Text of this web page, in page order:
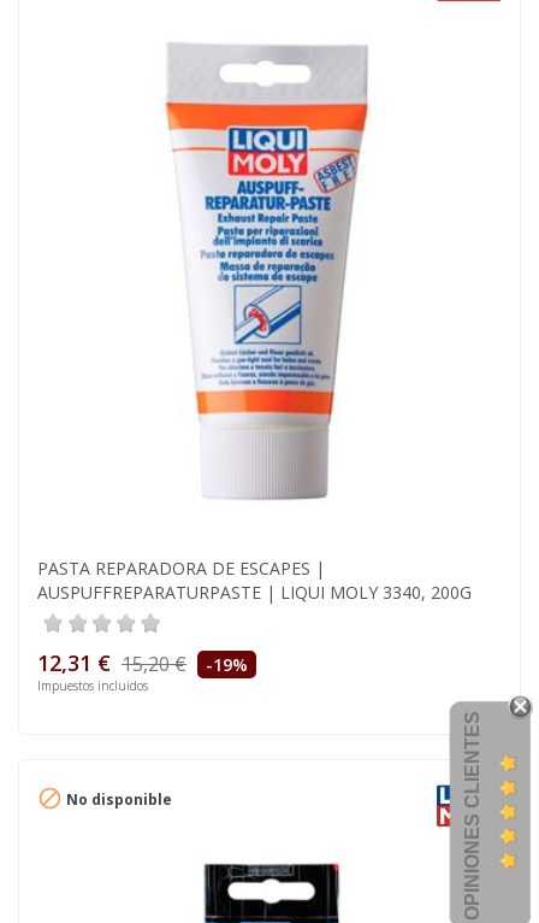
PASTA REPARADORA DE ESCAPES |
AUSPUFFREPARATURPASTE | LIQUI MOLY 3340, 200G
12,31 € 15,20 € -19%
Impuestos incluidos
 No disponible OPINIONES CLIENTES